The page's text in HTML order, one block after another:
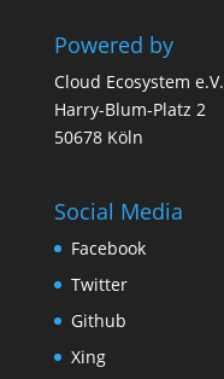
Powered by
Cloud Ecosystem e.V.
Harry-Blum-Platz 2
50678 Köln
Social Media
Facebook
Twitter
Github
Xing